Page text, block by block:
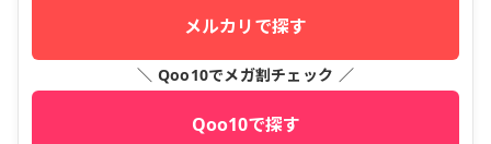
メルカリで探す
＼ Qoo10でメガ割チェック ／
Qoo10で探す